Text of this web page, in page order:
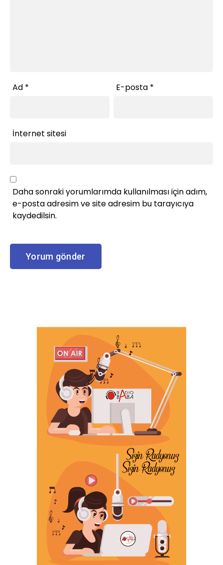
Ad * E-posta *
İnternet sitesi
Daha sonraki yorumlarımda kullanılması için adım,
e-posta adresim ve site adresim bu tarayıcıya
kaydedilsin.